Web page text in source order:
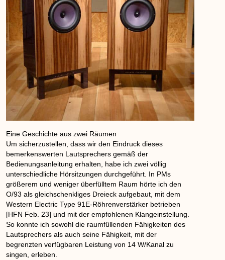
Eine Geschichte aus zwei Räumen
Um sicherzustellen, dass wir den Eindruck dieses
bemerkenswerten Lautsprechers gemäß der
Bedienungsanleitung erhalten, habe ich zwei völlig
unterschiedliche Hörsitzungen durchgeführt. In PMs
größerem und weniger überfülltem Raum hörte ich den
O/93 als gleichschenkliges Dreieck aufgebaut, mit dem
Western Electric Type 91E-Röhrenverstärker betrieben
[HFN Feb. 23] und mit der empfohlenen Klangeinstellung.
So konnte ich sowohl die raumfüllenden Fähigkeiten des
Lautsprechers als auch seine Fähigkeit, mit der
begrenzten verfügbaren Leistung von 14 W/Kanal zu
singen, erleben.